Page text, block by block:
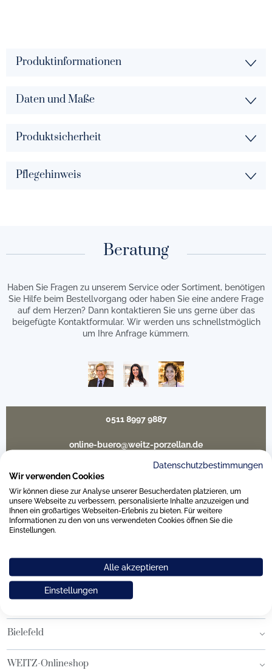
Produktinformationen
Daten und Maße
Produktsicherheit
Pflegehinweis
Beratung
Haben Sie Fragen zu unserem Service oder Sortiment, benötigen
Sie Hilfe beim Bestellvorgang oder haben Sie eine andere Frage
auf dem Herzen? Dann kontaktieren Sie uns gerne über das
beigefügte Kontaktformular. Wir werden uns schnellstmöglich
um Ihre Anfrage kümmern.
0511 8997 9887
online-buero@weitz-porzellan.de
Unsere Häuser
Hamburg am Neuen Wall
Hamburg AEZ
Bielefeld
WEITZ-Onlineshop
Datenschutzbestimmungen
Wir verwenden Cookies
Wir können diese zur Analyse unserer Besucherdaten platzieren, um
unsere Webseite zu verbessern, personalisierte Inhalte anzuzeigen und
Ihnen ein großartiges Webseiten-Erlebnis zu bieten. Für weitere
Informationen zu den von uns verwendeten Cookies öffnen Sie die
Einstellungen.
Alle akzeptieren
Einstellungen